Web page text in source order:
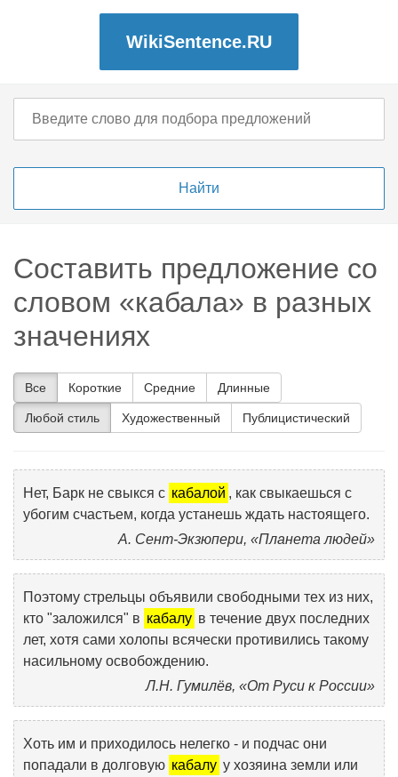
WikiSentence.RU
Составить предложение со
словом «кабала» в разных
значениях
Все Короткие Средние Длинные
Любой стиль Художественный Публицистический
Нет, Барк не свыкся с кабалой , как свыкаешься с
убогим счастьем, когда устанешь ждать настоящего.
А. Сент-Экзюпери, «Планета людей»
Поэтому стрельцы объявили свободными тех из них,
кто "заложился" в кабалу в течение двух последних
лет, хотя сами холопы всячески противились такому
насильному освобождению.
Л.Н. Гумилёв, «От Руси к России»
Хоть им и приходилось нелегко - и подчас они
попадали в долговую кабалу у хозяина земли или